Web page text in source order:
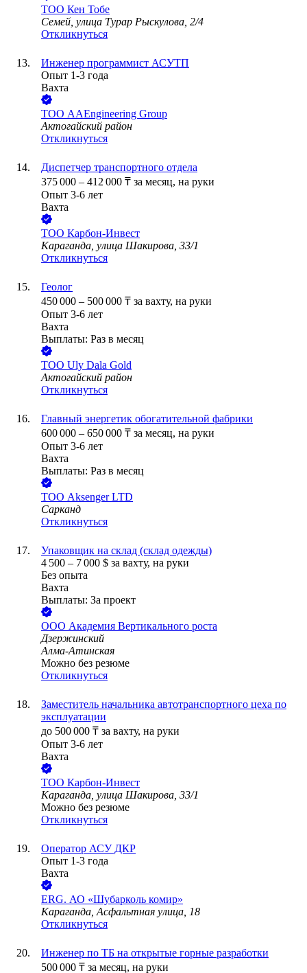
ТОО Кен Тобе
Семей, улица Турар Рыскулова, 2/4
Откликнуться
Инженер программист АСУТП
Опыт 1-3 года
Вахта
ТОО AAEngineering Group
Актогайский район
Откликнуться
Диспетчер транспортного отдела
375 000 – 412 000 ₸ за месяц, на руки
Опыт 3-6 лет
Вахта
ТОО Карбон-Инвест
Караганда, улица Шакирова, 33/1
Откликнуться
Геолог
450 000 – 500 000 ₸ за вахту, на руки
Опыт 3-6 лет
Вахта
Выплаты: Раз в месяц
ТОО Uly Dala Gold
Актогайский район
Откликнуться
Главный энергетик обогатительной фабрики
600 000 – 650 000 ₸ за месяц, на руки
Опыт 3-6 лет
Вахта
Выплаты: Раз в месяц
ТОО Aksenger LTD
Сарканд
Откликнуться
Упаковщик на склад (склад одежды)
4 500 – 7 000 $ за вахту, на руки
Без опыта
Вахта
Выплаты: За проект
ООО Академия Вертикального роста
Дзержинский
Алма-Атинская
Можно без резюме
Откликнуться
Заместитель начальника автотранспортного цеха по
эксплуатации
до 500 000 ₸ за вахту, на руки
Опыт 3-6 лет
Вахта
ТОО Карбон-Инвест
Караганда, улица Шакирова, 33/1
Можно без резюме
Откликнуться
Оператор АСУ ДКР
Опыт 1-3 года
Вахта
ERG. АО «Шубарколь комир»
Караганда, Асфальтная улица, 18
Откликнуться
Инженер по ТБ на открытые горные разработки
500 000 ₸ за месяц, на руки